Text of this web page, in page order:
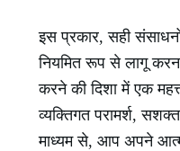
इस प्रकार, सही
नियमित रूप से लागू
करने की दिशा में एक
व्यक्तिगत परामर्श,
माध्यम से, आप अपने